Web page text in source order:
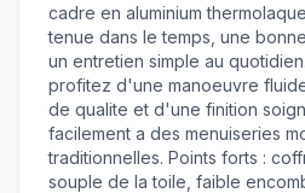
cadre en aluminium
tenue dans le temps, une
un entretien simple au
profitez d'une manoeuvre
de qualite et d'une finition
facilement a des menuiseries
traditionnelles. Points forts :
souple de la toile, faible